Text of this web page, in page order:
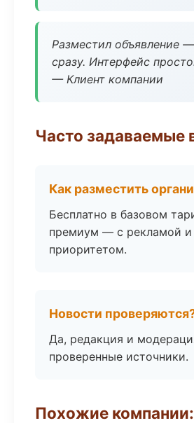
Разместил объявление
сразу. Интерфейс
— Клиент компании
Часто задаваемые
Как разместить
Бесплатно в базовом
премиум — с рекламой и
приоритетом.
Новости
Да, редакция и
проверенные источники.
Похожие